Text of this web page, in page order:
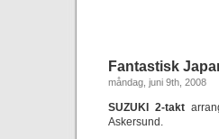
Fantastisk
måndag, juni 9th, 2008
SUZUKI 2-takt
Askersund.